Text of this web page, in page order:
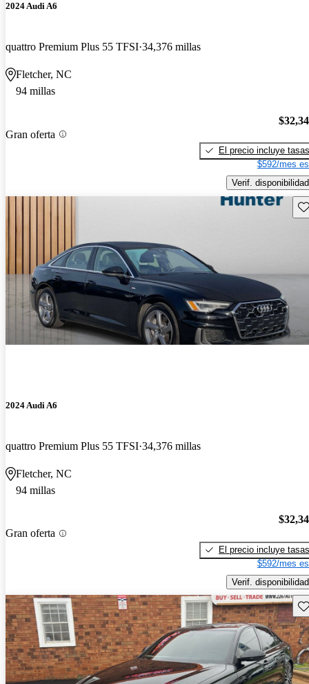
2024 Audi A6
quattro Premium Plus 55 TFSI 34,376 millas
Fletcher, NC
94 millas
Gran oferta
El precio incluye tasas
$592/mes
Verif. disponibilidad
2024 Audi A6
quattro Premium Plus 55 TFSI 34,376 millas
Fletcher, NC
94 millas
Gran oferta
El precio incluye tasas
$592/mes
Verif. disponibilidad